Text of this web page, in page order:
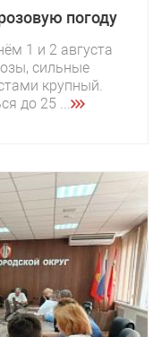
погоду
1 и 2 августа
сильные
крупный.
до 25 ...